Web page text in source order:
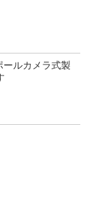
ルカメラ式製